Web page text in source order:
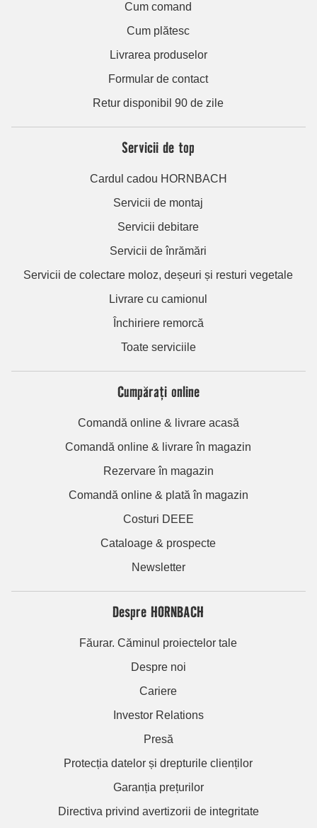
Cum comand
Cum plătesc
Livrarea produselor
Formular de contact
Retur disponibil 90 de zile
Servicii de top
Cardul cadou HORNBACH
Servicii de montaj
Servicii debitare
Servicii de înrămări
Servicii de colectare moloz, deșeuri și resturi vegetale
Livrare cu camionul
Închiriere remorcă
Toate serviciile
Cumpărați online
Comandă online & livrare acasă
Comandă online & livrare în magazin
Rezervare în magazin
Comandă online & plată în magazin
Costuri DEEE
Cataloage & prospecte
Newsletter
Despre HORNBACH
Făurar. Căminul proiectelor tale
Despre noi
Cariere
Investor Relations
Presă
Protecția datelor și drepturile clienților
Garanția prețurilor
Directiva privind avertizorii de integritate